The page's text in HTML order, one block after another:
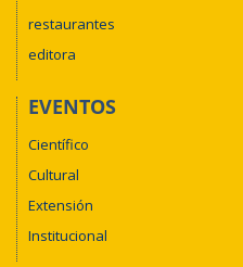
restaurantes
editora
EVENTOS
Científico
Cultural
Extensión
Institucional